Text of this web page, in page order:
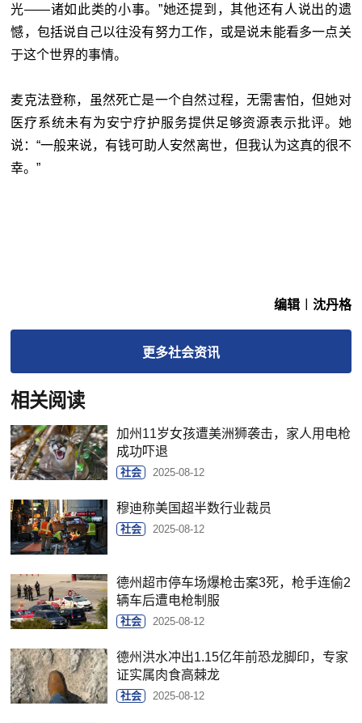
光——诸如此类的小事。”她还提到，其他还有人说出的遗
憾，包括说自己以往没有努力工作，或是说未能看多一点关
于这个世界的事情。
麦克法登称，虽然死亡是一个自然过程，无需害怕，但她对
医疗系统未有为安宁疗护服务提供足够资源表示批评。她
说：“一般来说，有钱可助人安然离世，但我认为这真的很不
幸。”
编辑︱沈丹格
更多社会资讯
相关阅读
加州11岁女孩遭美洲狮袭击，家人用电枪
成功吓退
社会 2025-08-12
穆迪称美国超半数行业裁员
社会 2025-08-12
德州超市停车场爆枪击案3死，枪手连偷2
辆车后遭电枪制服
社会 2025-08-12
德州洪水冲出1.15亿年前恐龙脚印，专家
证实属肉食高棘龙
社会 2025-08-12